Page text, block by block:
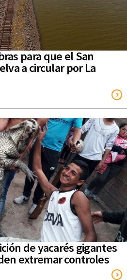
para que el San
a circular por La
de yacarés gigantes
extremar controles